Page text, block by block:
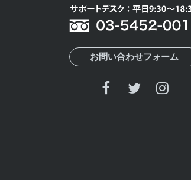
お問い合わせフォーム